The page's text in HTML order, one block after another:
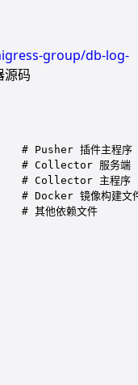
group/db-log-
源码
插件主程序
Collector 服务端
Collector 主程序
镜像构建文
他依赖文件